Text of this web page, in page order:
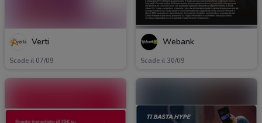
Verti
Scade il 07/09
Webank
Scade il 30/09